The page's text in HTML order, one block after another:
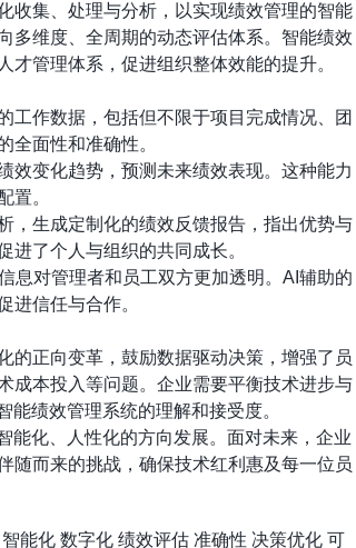
收集、处理与分析，以实现绩效管理的智能
多维度、全周期的动态评估体系。智能绩效
管理体系，促进组织整体效能的提升。
工作数据，包括但不限于项目完成情况、团
全面性和准确性。
效变化趋势，预测未来绩效表现。这种能力
置。
，生成定制化的绩效反馈报告，指出优势与
了个人与组织的共同成长。
息对管理者和员工双方更加透明。AI辅助的
进信任与合作。
的正向变革，鼓励数据驱动决策，增强了员
成本投入等问题。企业需要平衡技术进步与
绩效管理系统的理解和接受度。
能化、人性化的方向发展。面对未来，企业
随而来的挑战，确保技术红利惠及每一位员
智能化 数字化 绩效评估 准确性 决策优化 可